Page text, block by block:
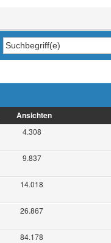
Ansichten
4.308
9.837
14.018
26.867
84.178